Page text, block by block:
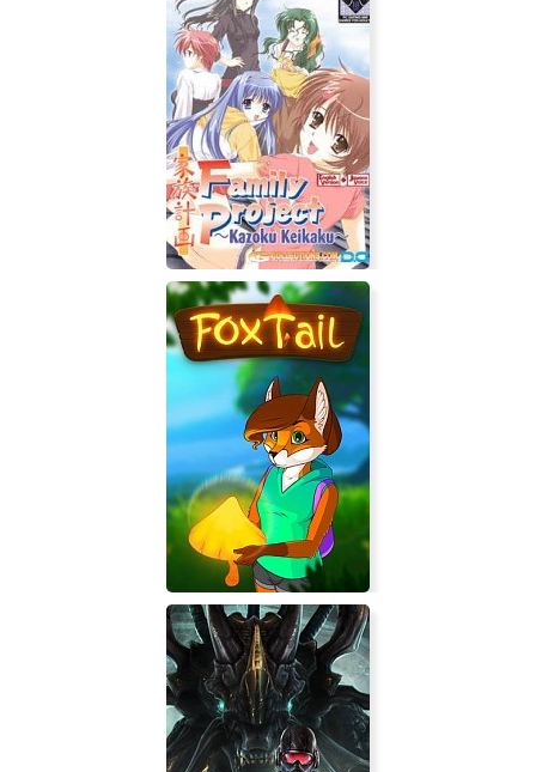
AFTERBURN
Kazoku Keikaku